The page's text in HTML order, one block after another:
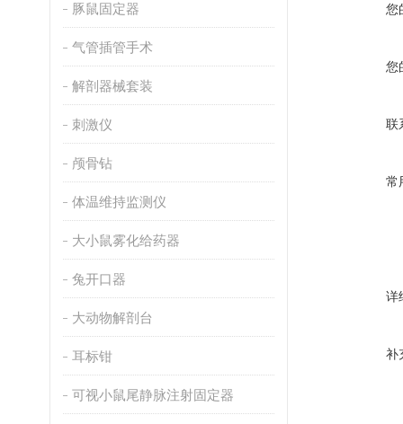
豚鼠固定器
气管插管手术
解剖器械套装
刺激仪
颅骨钻
体温维持监测仪
大小鼠雾化给药器
兔开口器
大动物解剖台
耳标钳
可视小鼠尾静脉注射固定器
您
您
联
常
详
补